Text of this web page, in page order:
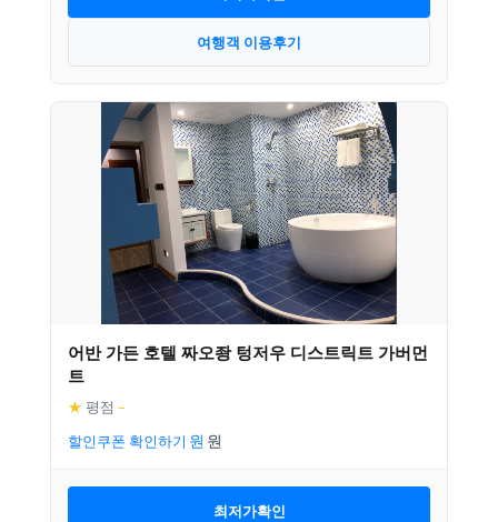
여행객 이용후기
어반 가든 호텔 짜오좡 텅저우 디스트릭트 가버먼
트
★ 평점 –
할인쿠폰 확인하기
최저가확인